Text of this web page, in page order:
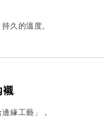
久的溫度。
襯
緣工藝」，